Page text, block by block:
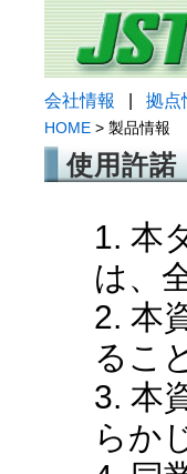
会社情報 拠点
HOME > 製品情報
使用許諾
1. 本
は、
2. 本
るこ
3. 本
らか